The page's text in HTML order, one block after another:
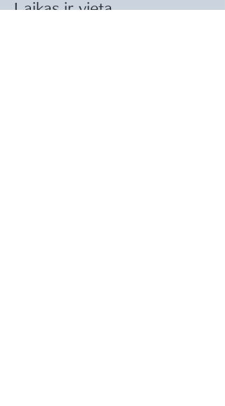
Laikas ir vieta